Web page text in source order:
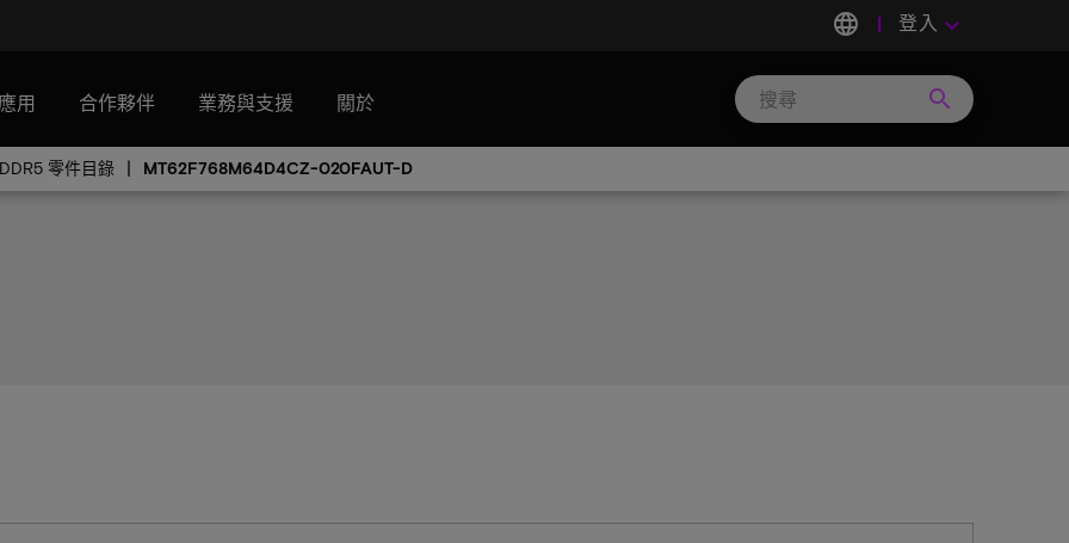
language 登入 keyboard_arrow_down
用 合作夥伴 業務與支援 關於 search
零件目錄 MT62F768M64D4CZ-020FAUT-D